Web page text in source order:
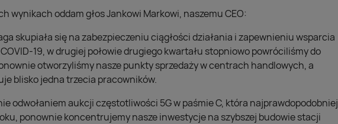
wynikach oddam głos Jankowi Markowi, naszemu CEO:
skupiała się na zabezpieczeniu ciągłości działania i zapewnieniu wsparcia
19, w drugiej połowie drugiego kwartału stopniowo powróciliśmy do
otworzyliśmy nasze punkty sprzedaży w centrach handlowych, a
blisko jedna trzecia pracowników.
odwołaniem aukcji częstotliwości 5G w paśmie C, która najprawdopodobniej
ponownie koncentrujemy nasze inwestycje na szybszej budowie stacji